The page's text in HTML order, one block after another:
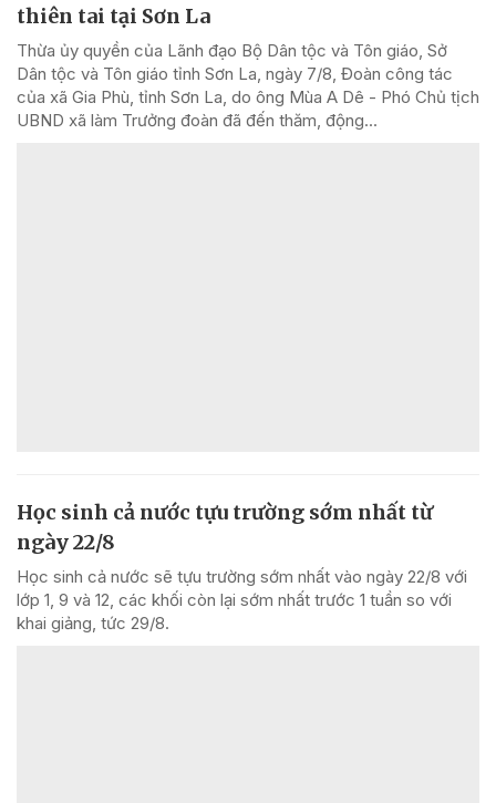
thiên tai tại Sơn La
Thừa ủy quyền của Lãnh đạo Bộ Dân tộc và Tôn giáo, Sở
Dân tộc và Tôn giáo tỉnh Sơn La, ngày 7/8, Đoàn công tác
của xã Gia Phù, tỉnh Sơn La, do ông Mùa A Dê - Phó Chủ tịch
UBND xã làm Trưởng đoàn đã đến thăm, động...
Học sinh cả nước tựu trường sớm nhất từ
ngày 22/8
Học sinh cả nước sẽ tựu trường sớm nhất vào ngày 22/8 với
lớp 1, 9 và 12, các khối còn lại sớm nhất trước 1 tuần so với
khai giảng, tức 29/8.